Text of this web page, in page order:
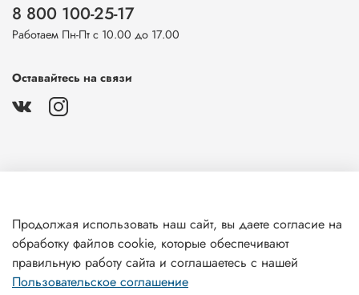
Клиентам
8 800 100-25-17
Работаем Пн-Пт с 10.00 до 17.00
Оставайтесь на связи
Продолжая использовать наш сайт, вы даете согласие на
обработку файлов cookie, которые обеспечивают
правильную работу сайта и соглашаетесь с нашей
Пользовательское соглашение